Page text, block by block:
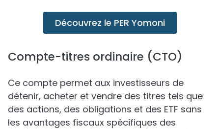
Découvrez le PER Yomoni
Compte-titres ordinaire (CTO)
Ce compte permet aux investisseurs de
détenir, acheter et vendre des titres tels que
des actions, des obligations et des ETF sans
les avantages fiscaux spécifiques des